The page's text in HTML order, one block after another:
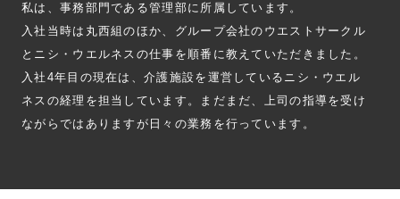
私は、事務部門である管理部に所属しています。
入社当時は丸西組のほか、グループ会社のウエストサークル
とニシ・ウエルネスの仕事を順番に教えていただきました。
入社4年目の現在は、介護施設を運営しているニシ・ウエル
ネスの経理を担当しています。まだまだ、上司の指導を受け
ながらではありますが日々の業務を行っています。